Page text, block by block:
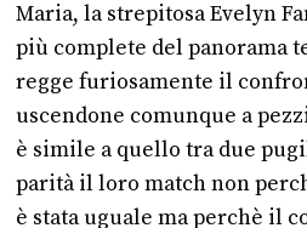
Maria, la strepitosa Evelyn
più complete del panorama
regge furiosamente il
uscendone comunque a
è simile a quello tra due
parità il loro match non
è stata uguale ma perchè il